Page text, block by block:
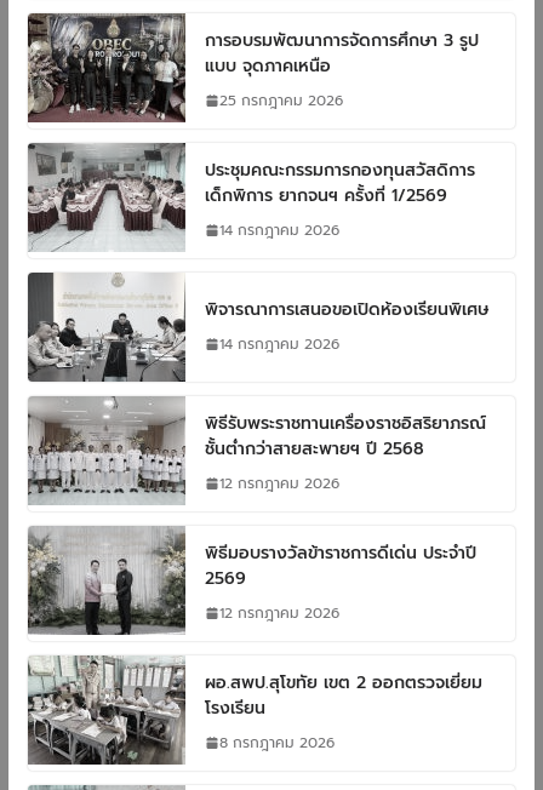
การอบรมพัฒนาการจัดการศึกษา 3 รูป
แบบ จุดภาคเหนือ
25 กรกฎาคม 2026
ประชุมคณะกรรมการกองทุนสวัสดิการ
เด็กพิการ ยากจนฯ ครั้งที่ 1/2569
14 กรกฎาคม 2026
พิจารณาการเสนอขอเปิดห้องเรียนพิเศษ
14 กรกฎาคม 2026
พิธีรับพระราชทานเครื่องราชอิสริยาภรณ์
ชั้นต่ำกว่าสายสะพายฯ ปี 2568
12 กรกฎาคม 2026
พิธีมอบรางวัลข้าราชการดีเด่น ประจำปี
2569
12 กรกฎาคม 2026
ผอ.สพป.สุโขทัย เขต 2 ออกตรวจเยี่ยม
โรงเรียน
8 กรกฎาคม 2026